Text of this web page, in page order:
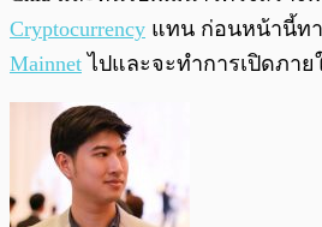
Cryptocurrency แทน ก่อนหน้านี้ทา
Mainnet ไปและจะทำการเปิดภา